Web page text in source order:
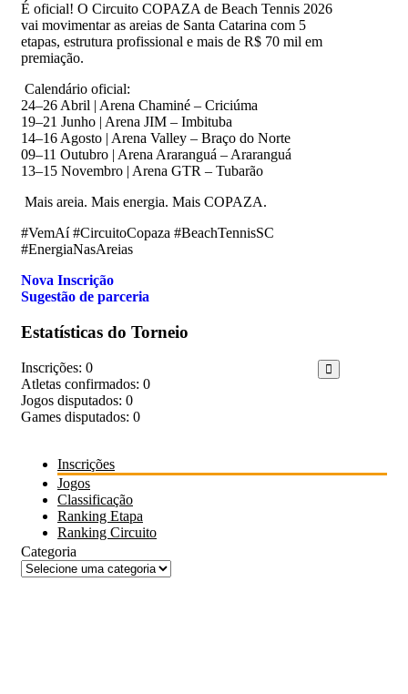
É oficial! O Circuito COPAZA de Beach Tennis 2026
vai movimentar as areias de Santa Catarina com 5
etapas, estrutura profissional e mais de R$ 70 mil em
premiação.
Calendário oficial:
24–26 Abril | Arena Chaminé – Criciúma
19–21 Junho | Arena JIM – Imbituba
14–16 Agosto | Arena Valley – Braço do Norte
09–11 Outubro | Arena Araranguá – Araranguá
13–15 Novembro | Arena GTR – Tubarão
Mais areia. Mais energia. Mais COPAZA.
#VemAí #CircuitoCopaza #BeachTennisSC
#EnergiaNasAreias
Nova Inscrição
Sugestão de parceria
Estatísticas do Torneio
Inscrições: 0
Atletas confirmados: 0
Jogos disputados: 0
Games disputados: 0
Inscrições
Jogos
Classificação
Ranking Etapa
Ranking Circuito
Categoria